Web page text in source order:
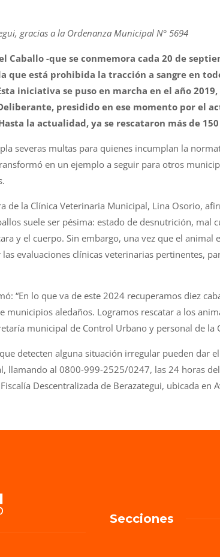
gracias a la Ordenanza Municipal N° 5694
Caballo -que se conmemora cada 20 de
que está prohibida la tracción a sangre en
iniciativa se puso en marcha en el año
presidido en ese momento por el
la actualidad, ya se rescataron más de
severas multas para quienes incumplan la
en un ejemplo a seguir para otros
de la Clínica Veterinaria Municipal, Lina Osorio,
suele ser pésima: estado de desnutrición, mal
y el cuerpo. Sin embargo, una vez que el animal
evaluaciones clínicas veterinarias pertinentes,
“En lo que va de este 2024 recuperamos diez
municipios aledaños. Logramos rescatar a los
municipal de Control Urbano y personal de la
detecten alguna situación irregular pueden dar
llamando al 0800-999-2525/0247, las 24 horas
Descentralizada de Berazategui, ubicada en
Secciones